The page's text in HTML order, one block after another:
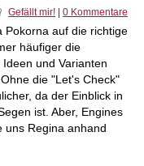
Gefällt mir! 0 Kommentare
Pokorna auf die richtige
häufiger die
und Varianten
die "Let's Check"
da der Einblick in
ist. Aber, Engines
uns Regina anhand